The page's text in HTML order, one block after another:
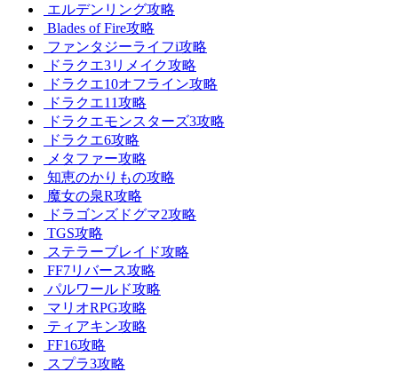
エルデンリング攻略
Blades of Fire攻略
ファンタジーライフi攻略
ドラクエ3リメイク攻略
ドラクエ10オフライン攻略
ドラクエ11攻略
ドラクエモンスターズ3攻略
ドラクエ6攻略
メタファー攻略
知恵のかりもの攻略
魔女の泉R攻略
ドラゴンズドグマ2攻略
TGS攻略
ステラーブレイド攻略
FF7リバース攻略
パルワールド攻略
マリオRPG攻略
ティアキン攻略
FF16攻略
スプラ3攻略